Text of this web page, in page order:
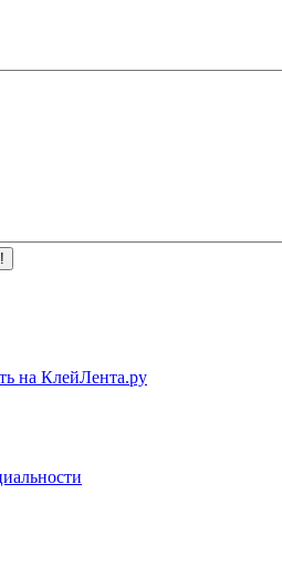
на КлейЛента.ру